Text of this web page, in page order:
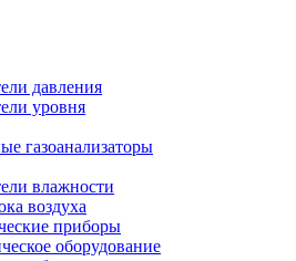
давления
уровня
газоанализаторы
влажности
воздуха
приборы
оборудование